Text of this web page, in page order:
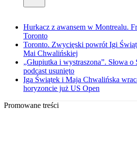
Hurkacz z awansem w Montrealu.
Toronto
Toronto. Zwycięski powrót Igi
Mai Chwalińskiej
„Głupiutka i wystraszona”. Słowa
podcast usunięto
Iga Świątek i Maja Chwalińska
horyzoncie już US Open
Promowane treści